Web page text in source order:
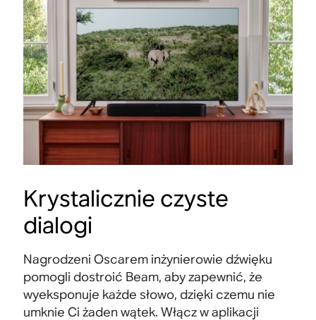
Krystalicznie czyste
dialogi
Nagrodzeni Oscarem inżynierowie dźwięku
pomogli dostroić Beam, aby zapewnić, że
wyeksponuje każde słowo, dzięki czemu nie
umknie Ci żaden wątek. Włącz w aplikacji